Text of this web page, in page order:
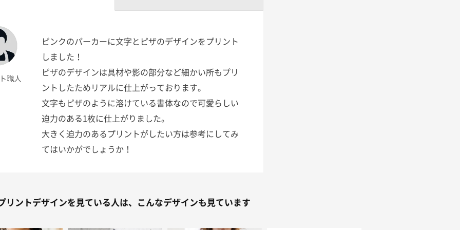
ピンクのパーカーに文字とピザのデザインをプリント
しました！
ピザのデザインは具材や影の部分など細かい所もプリ
ントしたためリアルに仕上がっております。
文字もピザのように溶けている書体なので可愛らしい
迫力のある1枚に仕上がりました。
大きく迫力のあるプリントがしたい方は参考にしてみ
てはいかがでしょうか！
リントデザインを見ている人は、こんなデザインも見ています